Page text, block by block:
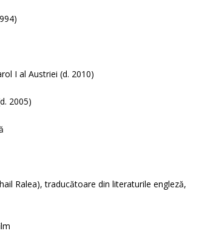
I al Austriei (d. 2010)
2005)
Ralea), traducătoare din literaturile engleză,